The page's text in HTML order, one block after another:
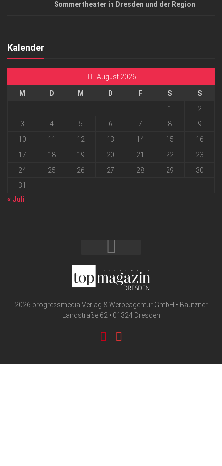
Sommertheater in Dresden und der Region
Kalender
August 2026
M D M D F S
S
1
2
3
4 5 6 7 8
9
10
11 12 13 14 15
16
17
18 19 20 21 22
23
24
25 26 27 28 29
30
31
« Juli
2026 progressmedia Verlag & Werbeagentur GmbH • Bautzner
Landstraße 62 • 01324 Dresden